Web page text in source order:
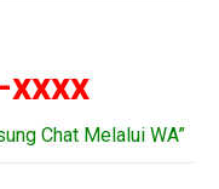
xxxx
Chat Melalui WA”